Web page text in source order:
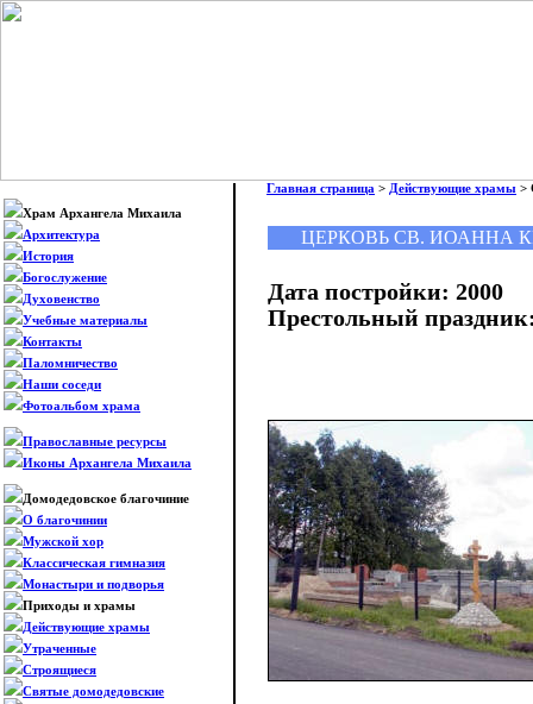
Храм Архангела Михаила
Архитектура
История
Богослужение
Духовенство
Учебные материалы
Контакты
Паломничество
Наши соседи
Фотоальбом храма
Православные ресурсы
Иконы Архангела Михаила
Домодедовское благочиние
О благочинии
Мужской хор
Классическая гимназия
Монастыри и подворья
Приходы и храмы
Действующие храмы
Утраченные
Строящиеся
Святые домодедовские
Главная страница > Действующие храмы >
ЦЕРКОВЬ СВ. ИОАННА
Дата постройки: 2000
Престольный